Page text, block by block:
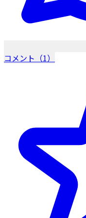
コメント（1）